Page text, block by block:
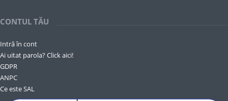
CONTUL TĂU
Intră în cont
Ai uitat parola? Click aici!
GDPR
ANPC
Ce este SAL